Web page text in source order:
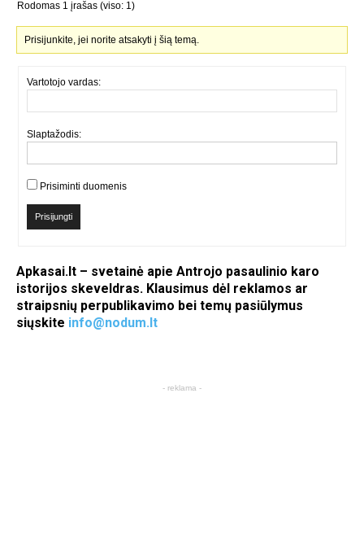
Rodomas 1 įrašas (viso: 1)
Prisijunkite, jei norite atsakyti į šią temą.
Vartotojo vardas:
Slaptažodis:
Prisiminti duomenis
Prisijungti
Apkasai.lt – svetainė apie Antrojo pasaulinio karo
istorijos skeveldras. Klausimus dėl reklamos ar
straipsnių perpublikavimo bei temų pasiūlymus
siųskite info@nodum.lt
- reklama -